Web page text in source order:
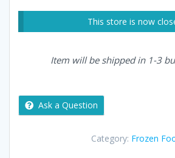
This store is now
Item will be shipped in 1-3
Ask a Question
Category: Frozen